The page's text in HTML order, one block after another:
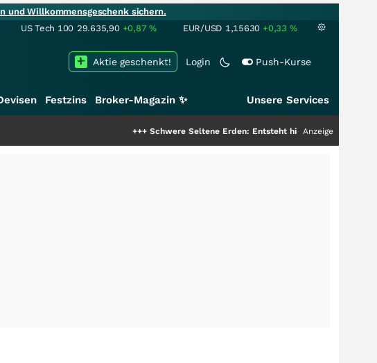
und Willkommensgeschenk sichern.
US Tech 100 29.635,90 +0,87% EUR/USD 1,15630 +0,33 %
Login Push-Kurse
Aktie geschenkt!
Festzins Broker-Magazin ✨ Unsere Services
Schwere Seltene Erden: Entsteht hier die nächsteAnzeige